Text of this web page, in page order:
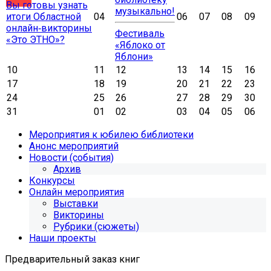
Вы готовы узнать
итоги Областной
онлайн‑викторины
«Это ЭТНО»?
04
музыкально!
Фестиваль
«Яблоко от
Яблони»
06 07 08 09
10 11 12 13 14 15
16
17
18 19 20 21 22
23
24
25 26 27 28 29
30
31
01 02 03 04 05
06
Мероприятия к юбилею библиотеки
Анонс мероприятий
Новости (события)
Архив
Конкурсы
Онлайн мероприятия
Выставки
Викторины
Рубрики (сюжеты)
Наши проекты
Предварительный заказ книг